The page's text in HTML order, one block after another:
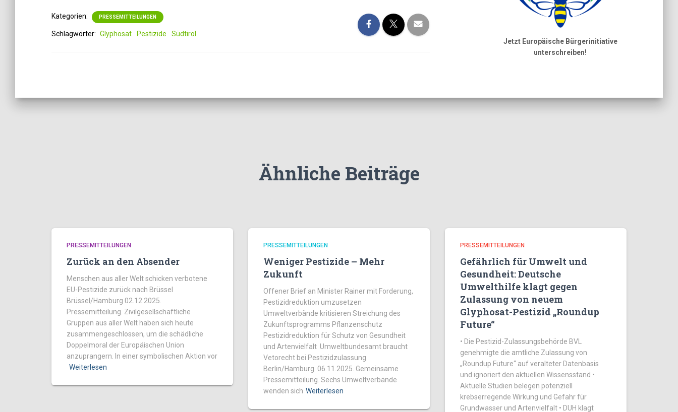
Kategorien: PRESSEMITTEILUNGEN
Schlagwörter: Glyphosat Pestizide Südtirol
Jetzt Europäische Bürgerinitiative
unterschreiben!
Ähnliche Beiträge
PRESSEMITTEILUNGEN
Zurück an den Absender
Menschen aus aller Welt schicken verbotene
EU-Pestizide zurück nach Brüssel
Brüssel/Hamburg 02.12.2025.
Pressemitteilung. Zivilgesellschaftliche
Gruppen aus aller Welt haben sich heute
zusammengeschlossen, um die schädliche
Doppelmoral der Europäischen Union
anzuprangern. In einer symbolischen Aktion vor
Weiterlesen
PRESSEMITTEILUNGEN
Weniger Pestizide – Mehr
Zukunft
Offener Brief an Minister Rainer mit Forderung,
Pestizidreduktion umzusetzen
Umweltverbände kritisieren Streichung des
Zukunftsprogramms Pflanzenschutz
Pestizidreduktion für Schutz von Gesundheit
und Artenvielfalt Umweltbundesamt braucht
Vetorecht bei Pestizidzulassung
Berlin/Hamburg. 06.11.2025. Gemeinsame
Pressemitteilung. Sechs Umweltverbände
wenden sich Weiterlesen
PRESSEMITTEILUNGEN
Gefährlich für Umwelt und
Gesundheit: Deutsche
Umwelthilfe klagt gegen
Zulassung von neuem
Glyphosat-Pestizid „Roundup
Future“
• Die Pestizid-Zulassungsbehörde BVL
genehmigte die amtliche Zulassung von
„Roundup Future“ auf veralteter Datenbasis
und ignoriert den aktuellen Wissensstand •
Aktuelle Studien belegen potenziell
krebserregende Wirkung und Gefahr für
Grundwasser und Artenvielfalt • DUH klagt